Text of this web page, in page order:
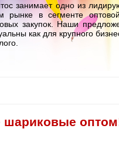
занимает одно из
рынке в сегменте
закупок. Наши
как для крупного
оптом!